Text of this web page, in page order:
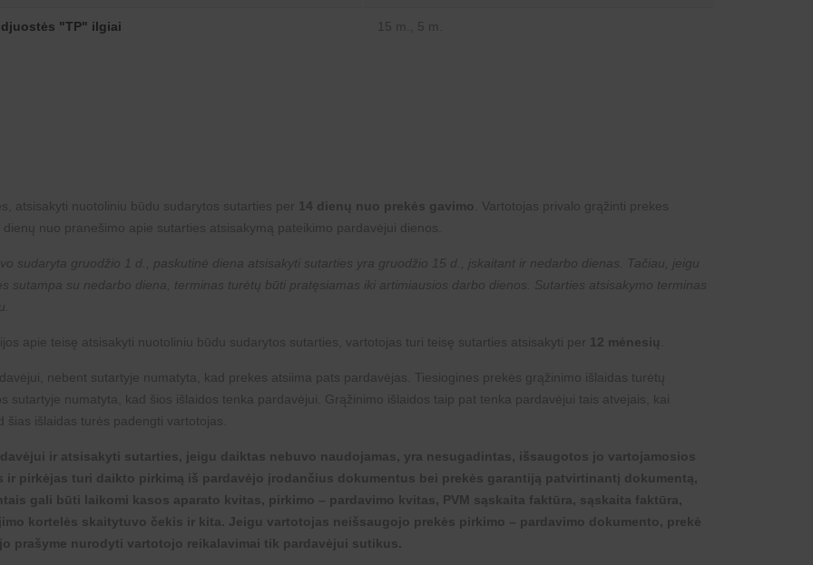
"TP" ilgiai 15 m., 5 m.
atsisakyti nuotoliniu būdu sudarytos sutarties per 14 dienų nuo prekės gavimo . Vartotojas privalo grąžinti prekes
nuo pranešimo apie sutarties atsisakymą pateikimo pardavėjui dienos.
sudaryta gruodžio 1 d., paskutinė diena atsisakyti sutarties yra gruodžio 15 d., įskaitant ir nedarbo dienas. Tačiau, jeigu
sutampa su nedarbo diena, terminas turėtų būti pratęsiamas iki artimiausios darbo dienos. Sutarties atsisakymo terminas
apie teisę atsisakyti nuotoliniu būdu sudarytos sutarties, vartotojas turi teisę sutarties atsisakyti per 12 mėnesių
nebent sutartyje numatyta, kad prekes atsiima pats pardavėjas. Tiesiogines prekės grąžinimo išlaidas turėtų
sutartyje numatyta, kad šios išlaidos tenka pardavėjui. Grąžinimo išlaidos taip pat tenka pardavėjui tais atvejais, kai
išlaidas turės padengti vartotojas.
ir atsisakyti sutarties, jeigu daiktas nebuvo naudojamas, yra nesugadintas, išsaugotos jo vartojamosios
ir pirkėjas turi daikto pirkimą iš pardavėjo įrodančius dokumentus bei prekės garantiją patvirtinantį dokumentą,
gali būti laikomi kasos aparato kvitas, pirkimo – pardavimo kvitas, PVM sąskaita faktūra, sąskaita faktūra,
kortelės skaitytuvo čekis ir kita. Jeigu vartotojas neišsaugojo prekės pirkimo – pardavimo dokumento, prekė
prašyme nurodyti vartotojo reikalavimai tik pardavėjui sutikus.